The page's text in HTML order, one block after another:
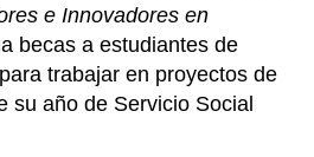
e Innovadores en
becas a estudiantes de
trabajar en proyectos de
su año de Servicio Social